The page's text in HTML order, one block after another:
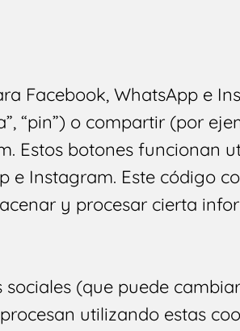
Facebook, WhatsApp e
“pin”) o compartir (por
Estos botones funcionan
Instagram. Este código
y procesar cierta
(que puede
utilizando estas